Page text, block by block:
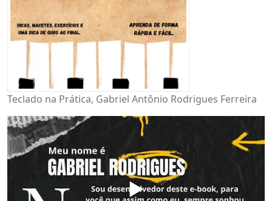
Teclado na Prática, Gabriel Antônio Rodrigues Ferreira
▶️